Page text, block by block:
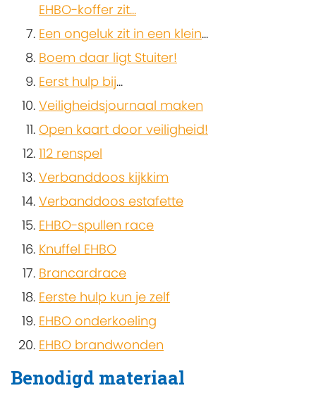
EHBO-koffer zit...
Een ongeluk zit in een klein...
Boem daar ligt Stuiter!
Eerst hulp bij...
Veiligheidsjournaal maken
Open kaart door veiligheid!
112 renspel
Verbanddoos kijkkim
Verbanddoos estafette
EHBO-spullen race
Knuffel EHBO
Brancardrace
Eerste hulp kun je zelf
EHBO onderkoeling
EHBO brandwonden
Benodigd materiaal